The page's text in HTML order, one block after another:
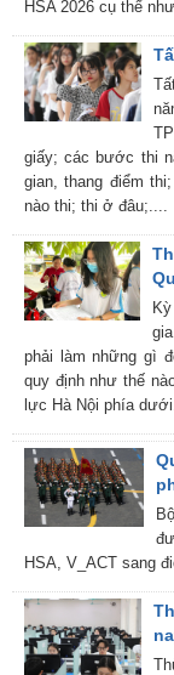
HSA 2026 cụ thể
giấy; các bước thi
gian, thang điểm
nào thi; thi ở đâu;....
phải làm những gì
quy định như thế
lực Hà Nội phía
HSA, V_ACT sang